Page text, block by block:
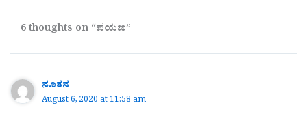
6 thoughts on “ಪಯಣ”
ನೂತನ
August 6, 2020 at 11:58 am